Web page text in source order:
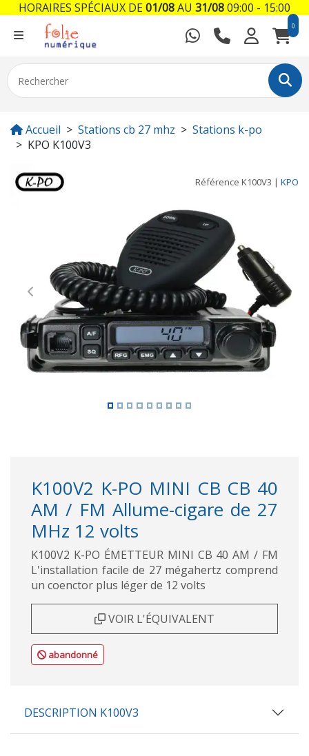
0
Accueil Stations cb 27 mhz
Stations k-po
KPO K100V3
Référence K100V3 | KPO
Previous Next
K100V2 K-PO MINI CB CB 40
AM / FM Allume-cigare de 27
MHz 12 volts
K100V2 K-PO ÉMETTEUR MINI CB 40 AM / FM
L'installation facile de 27 mégahertz comprend
un coenctor plus léger de 12 volts
VOIR L'ÉQUIVALENT
abandonné
DESCRIPTION K100V3
HORAIRES SPÉCIAUX DE01/08AU 31/0809:00 - 15:00